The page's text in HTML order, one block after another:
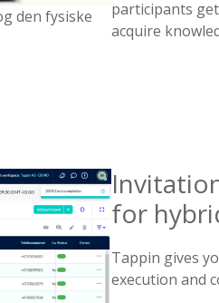
den fysiske
participants
acquire
for
Tappin gives
execution and